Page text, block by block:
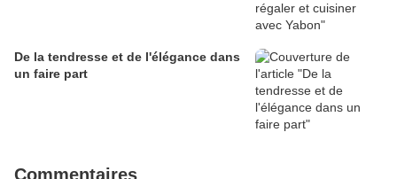
De la tendresse et de l'élégance dans
un faire part
Commentaires